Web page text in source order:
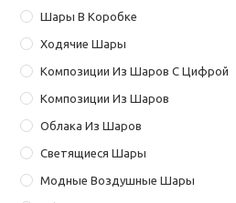
Шары В Коробке
Ходячие Шары
Композиции Из Шаров С Цифрой
Композиции Из Шаров
Облака Из Шаров
Светящиеся Шары
Модные Воздушные Шары